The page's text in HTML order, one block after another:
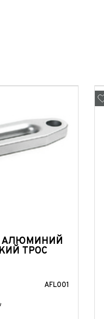
АЛЮМИНИЙ
ТРОС
AFL001